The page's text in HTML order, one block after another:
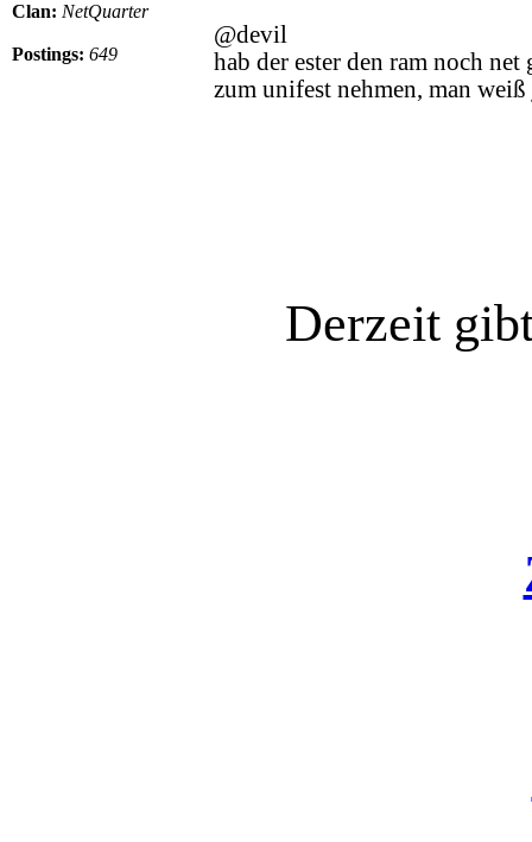
Clan: NetQuarter
Postings: 649
@devil
hab der ester den ram noch
zum unifest nehmen, man
Derzeit